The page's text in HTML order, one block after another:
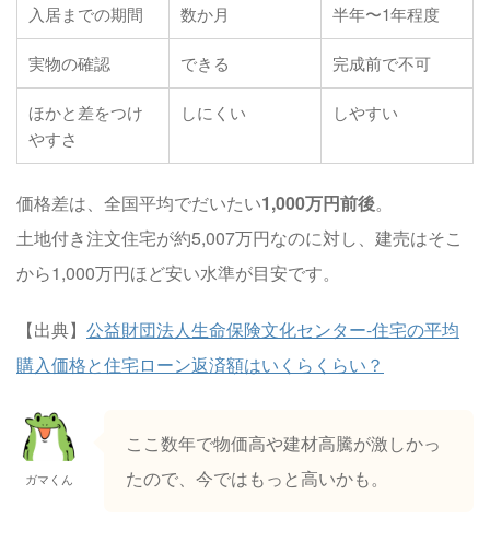
入居までの期間 数か月 半年〜1年程度
実物の確認 できる 完成前で不可
ほかと差をつけ
やすさ
しにくい しやすい
価格差は、全国平均でだいたい1,000万円前後。
土地付き注文住宅が約5,007万円なのに対し、建売はそこ
から1,000万円ほど安い水準が目安です。
【出典】 公益財団法人生命保険文化センター-住宅の平均
購入価格と住宅ローン返済額はいくらくらい？
ガマくん
ここ数年で物価高や建材高騰が激しかっ
たので、今ではもっと高いかも。